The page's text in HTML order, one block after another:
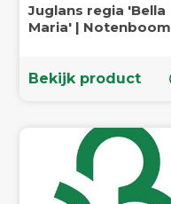
Juglans regia 'Bella
Maria' | Notenboom
Bekijk product